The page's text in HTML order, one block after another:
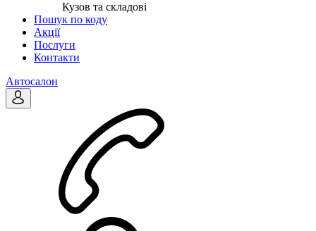
Кузов та складові
Пошук по коду
Акції
Послуги
Контакти
Автосалон